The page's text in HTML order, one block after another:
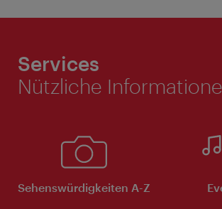
Services
Nützliche
Sehenswürdigkeiten A-Z